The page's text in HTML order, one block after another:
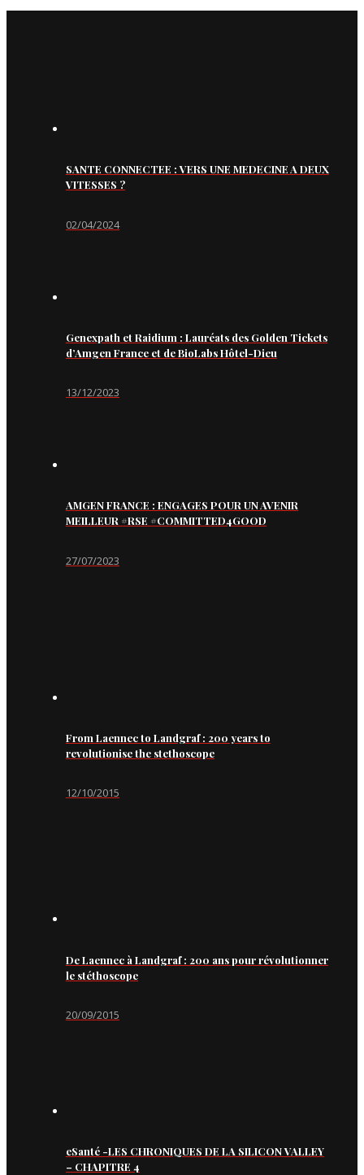
SANTE CONNECTEE : VERS UNE MEDECINE A DEUX
VITESSES ?
02/04/2024
Genexpath et Raidium : Lauréats des Golden Tickets
d’Amgen France et de BioLabs Hôtel-Dieu
13/12/2023
AMGEN FRANCE : ENGAGES POUR UN AVENIR
MEILLEUR #RSE #COMMITTED4GOOD
27/07/2023
From Laennec to Landgraf : 200 years to
revolutionise the stethoscope
12/10/2015
De Laennec à Landgraf : 200 ans pour révolutionner
le stéthoscope
20/09/2015
eSanté -LES CHRONIQUES DE LA SILICON VALLEY
– CHAPITRE 4